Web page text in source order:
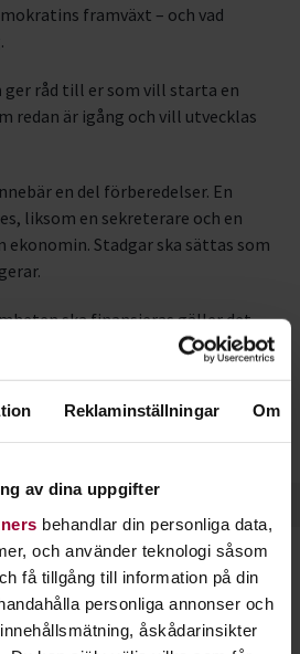
Reklaminställningar Om
av dina uppgifter
behandlar din personliga data,
och använder teknologi såsom
få tillgång till information på din
personliga annonser och
åskådarinsikter
framväxt – och vad
ger råd till er som vill starta en
redan är igång och vill utvecklas
en del förberedelser. En
liksom en sekreterare och en
ekonomin. Stadgar ska sättas som
ska finansieras gäller det
för om man vill ha en
ideelleller
som pdf här:
andra genom att starta en